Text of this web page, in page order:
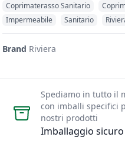
Coprimaterasso Sanitario
Impermeabile
Sanitario
Brand Riviera
Imballaggio sicuro
Spediamo in tutto il
con imballi specifici
nostri prodotti